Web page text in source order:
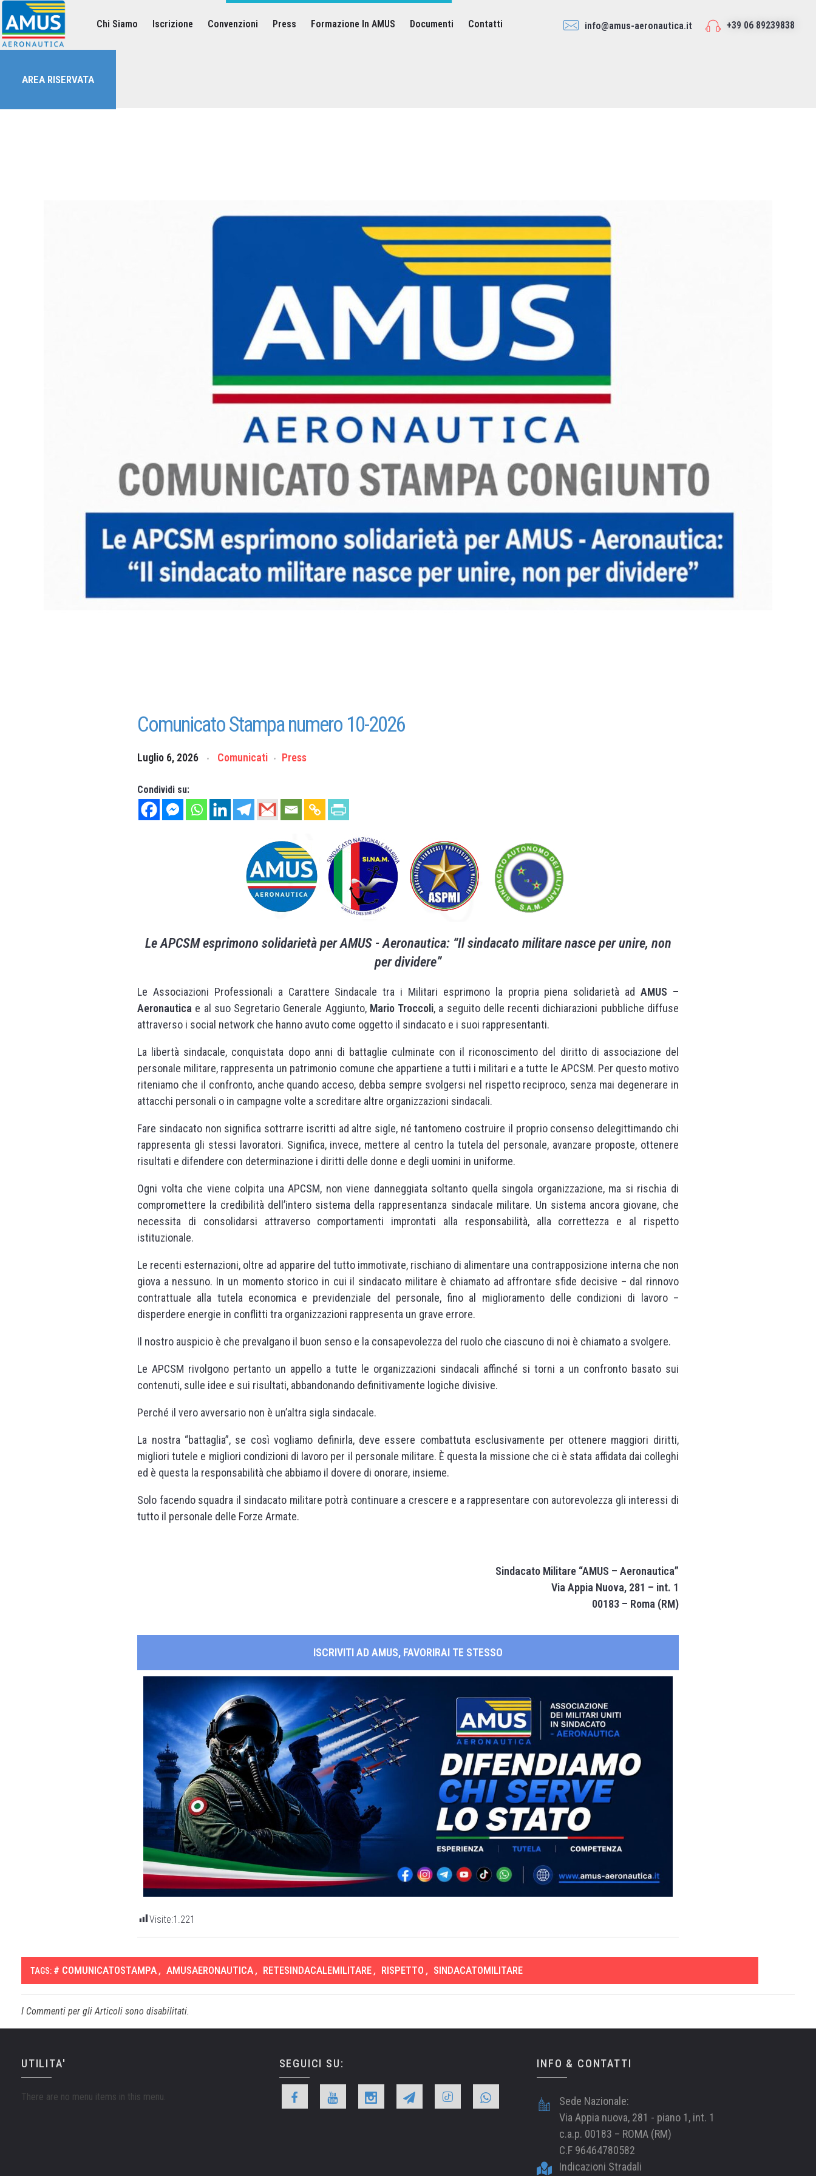
Associazione dei Militari Uniti in Sindacato - AMUS Aeronautica
Chi Siamo Iscrizione Convenzioni Press Formazione In AMUS Documenti Contatti info@amus-aeronautica.it +39 06 89239838
AREA RISERVATA
Comunicato Stampa numero 10-2026
Luglio 6, 2026 Comunicati Press
Condividi su:
Le APCSM esprimono solidarietà per AMUS - Aeronautica: “Il sindacato militare nasce per unire, non
per dividere”
Le Associazioni Professionali a Carattere Sindacale tra i Militari esprimono la propria piena solidarietà adAMUS –
Aeronautica e al suo Segretario Generale Aggiunto, Mario Troccoli, a seguito delle recenti dichiarazioni pubbliche diffuse
attraverso i social network che hanno avuto come oggetto il sindacato e i suoi rappresentanti.
La libertà sindacale, conquistata dopo anni di battaglie culminate con il riconoscimento del diritto di associazione del
personale militare, rappresenta un patrimonio comune che appartiene a tutti i militari e a tutte le APCSM. Per questo motivo
riteniamo che il confronto, anche quando acceso, debba sempre svolgersi nel rispetto reciproco, senza mai degenerare in
attacchi personali o in campagne volte a screditare altre organizzazioni sindacali.
Fare sindacato non significa sottrarre iscritti ad altre sigle, né tantomeno costruire il proprio consenso delegittimando chi
rappresenta gli stessi lavoratori. Significa, invece, mettere al centro la tutela del personale, avanzare proposte, ottenere
risultati e difendere con determinazione i diritti delle donne e degli uomini in uniforme.
Ogni volta che viene colpita una APCSM, non viene danneggiata soltanto quella singola organizzazione, ma si rischia di
compromettere la credibilità dell’intero sistema della rappresentanza sindacale militare. Un sistema ancora giovane, che
necessita di consolidarsi attraverso comportamenti improntati alla responsabilità, alla correttezza e al rispetto
istituzionale.
Le recenti esternazioni, oltre ad apparire del tutto immotivate, rischiano di alimentare una contrapposizione interna che non
giova a nessuno. In un momento storico in cui il sindacato militare è chiamato ad affrontare sfide decisive – dal rinnovo
contrattuale alla tutela economica e previdenziale del personale, fino al miglioramento delle condizioni di lavoro –
disperdere energie in conflitti tra organizzazioni rappresenta un grave errore.
Il nostro auspicio è che prevalgano il buon senso e la consapevolezza del ruolo che ciascuno di noi è chiamato a svolgere.
Le APCSM rivolgono pertanto un appello a tutte le organizzazioni sindacali affinché si torni a un confronto basato sui
contenuti, sulle idee e sui risultati, abbandonando definitivamente logiche divisive.
Perché il vero avversario non è un’altra sigla sindacale.
La nostra “battaglia”, se così vogliamo definirla, deve essere combattuta esclusivamente per ottenere maggiori diritti,
migliori tutele e migliori condizioni di lavoro per il personale militare. È questa la missione che ci è stata affidata dai colleghi
ed è questa la responsabilità che abbiamo il dovere di onorare, insieme.
Solo facendo squadra il sindacato militare potrà continuare a crescere e a rappresentare con autorevolezza gli interessi di
tutto il personale delle Forze Armate.
Sindacato Militare “AMUS – Aeronautica”
Via Appia Nuova, 281 – int. 1
00183 – Roma (RM)
ISCRIVITI AD AMUS, FAVORIRAI TE STESSO
Visite:1.221
TAGS: # COMUNICATOSTAMPA , AMUSAERONAUTICA , RETESINDACALEMILITARE , RISPETTO , SINDACATOMILITARE
I Commenti per gli Articoli sono disabilitati.
UTILITA'
There are no menu items in this menu.
SEGUICI SU: INFO & CONTATTI
Sede Nazionale:
Via Appia nuova, 281 - piano 1, int. 1
c.a.p. 00183 – ROMA (RM)
C.F 96464780582
Indicazioni Stradali